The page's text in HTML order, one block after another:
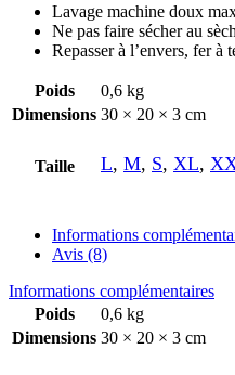
Lavage machine doux
Ne pas faire sécher au
Repasser à l’envers, fer à
Poids
0,6 kg
Dimensions 30 × 20 × 3 cm
Taille L, M, S, XL,
Informations
Avis (8)
Informations complémentaires
Poids
0,6 kg
Dimensions 30 × 20 × 3 cm